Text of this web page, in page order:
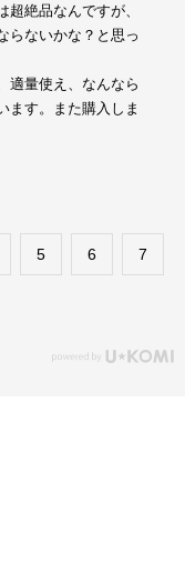
絶品なんですが、
らないかな？と思っ
適量使え、なんなら
ます。また購入しま
​5 ​6 ​7